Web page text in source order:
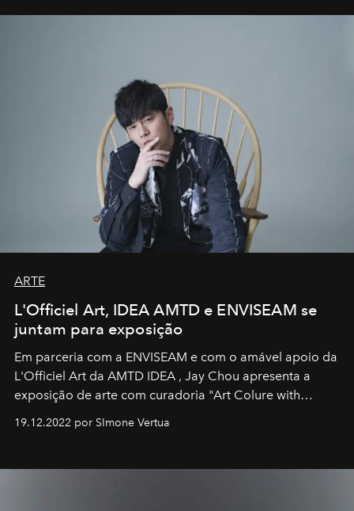
ARTE
L'Officiel Art, IDEA AMTD e ENVISEAM se
juntam para exposição
Em parceria com a ENVISEAM e com o amável apoio da
L'Officiel Art da AMTD IDEA , Jay Chou apresenta a
exposição de arte com curadoria "Art Colure with
19.12.2022 por SImone Vertua